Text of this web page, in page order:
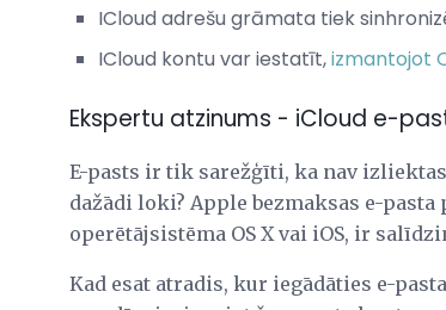
ICloud adrešu grāmata tiek
ICloud kontu var iestatīt,izmantojot
Ekspertu atzinums - iCloud e-
E-pasts ir tik sarežģīti, ka nav
dažādi loki? Apple bezmaksas e-
operētājsistēma OS X vai iOS, ir
Kad esat atradis, kur iegādāties e-